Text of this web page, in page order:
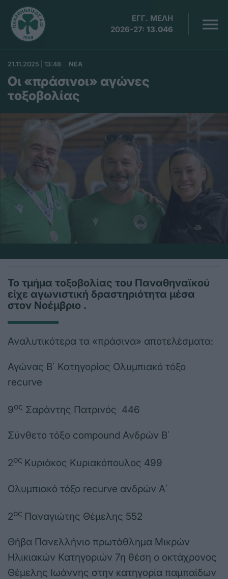
ΕΓΓ. ΜΕΛΗ
2026-27: 13.046
21.11.2025 | 13:48 ΝΕΑ
Οι «πράσινοι» αγώνες
τοξοβολίας
Το τμήμα τοξοβολίας του Παναθηναϊκού
είχε αγωνιστική δραστηριότητα μέσα
στον Νοέμβριο .
Αναλυτικότερα τα «πράσινα» αποτελέσματα:
Αγώνας Β΄ Κατηγορίας Ολυμπιακό τόξο
recurve
9ος Σαράντης Πατρινός 446
Σύνθετο τόξo compound Ανδρών Β΄
2ος Κυριάκος Κυριακόπουλος 499
Ολυμπιακό τόξο recurve ανδρών Α΄
2ος Παναγιώτης Θέμελης 552
Θήβα Πανελλήνιο πρωτάθλημα Μικρών
Ηλικιακών Κατηγοριών 7η θέση ο οκτάχρονος
Θέμελης Ιωάννης στην κατηγορία παμπαίδων